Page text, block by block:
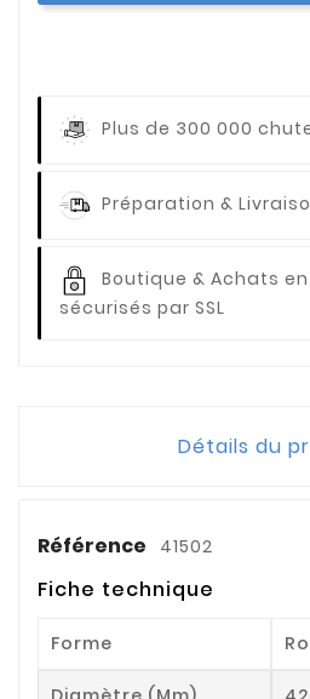
Plus de 300 000
Préparation &
Boutique & Achats en
sécurisés par SSL
Détails du
Référence 41502
Fiche technique
Forme